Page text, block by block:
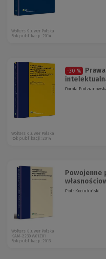
Wolters Kluwer Polska
Rok publikacji: 2014
-30 %
Dorota
Wolters Kluwer Polska
Rok publikacji: 2014
Powojenne
Piotr Kociubiński
Wolters Kluwer Polska
KAM-2230 W01Z01
Rok publikacji: 2013